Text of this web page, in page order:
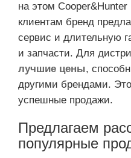
на этом Cooper&Hunter
клиентам бренд
сервис и длительную
и запчасти. Для
лучшие цены,
другими брендами.
успешные продажи.
Предлагаем
популярные